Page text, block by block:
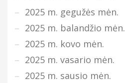
2025 m. gegužės mėn.
2025 m. balandžio mėn.
2025 m. kovo mėn.
2025 m. vasario mėn.
2025 m. sausio mėn.